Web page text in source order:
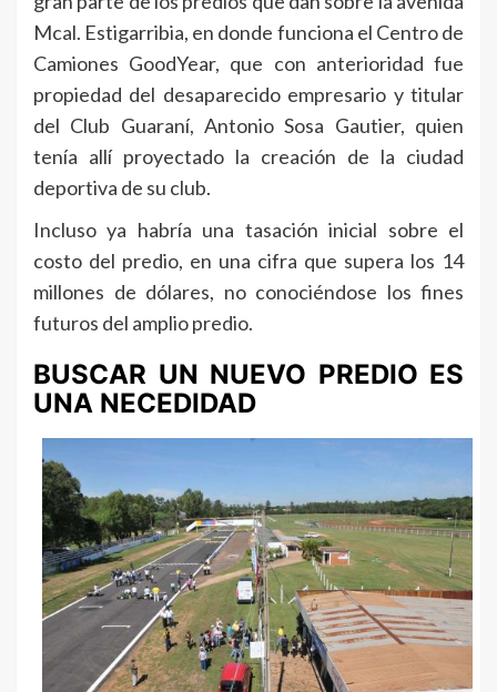
Mcal. Estigarribia, en donde funciona el Centro de
Camiones GoodYear, que con anterioridad fue
propiedad del desaparecido empresario y titular
del Club Guaraní, Antonio Sosa Gautier, quien
tenía allí proyectado la creación de la ciudad
deportiva de su club.
Incluso ya habría una tasación inicial sobre el
costo del predio, en una cifra que supera los 14
millones de dólares, no conociéndose los fines
futuros del amplio predio.
BUSCAR UN NUEVO PREDIO ES
UNA NECEDIDAD